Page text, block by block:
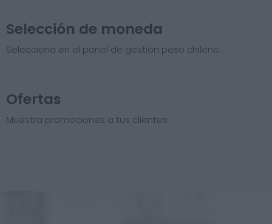
Selección de moneda
Selecciona en el panel de gestión peso chileno.
Ofertas
Muestra promociones a tus clientes